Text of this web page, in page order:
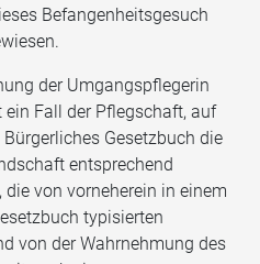
Befangenheitsgesuch
der Umgangspflegerin
Fall der Pflegschaft, auf
Gesetzbuch die
entsprechend
von vorneherein in einem
typisierten
von der Wahrnehmung des